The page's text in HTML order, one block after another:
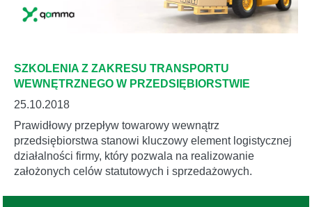
SZKOLENIA Z ZAKRESU TRANSPORTU
WEWNĘTRZNEGO W PRZEDSIĘBIORSTWIE
25.10.2018
Prawidłowy przepływ towarowy wewnątrz
przedsiębiorstwa stanowi kluczowy element logistycznej
działalności firmy, który pozwala na realizowanie
założonych celów statutowych i sprzedażowych.